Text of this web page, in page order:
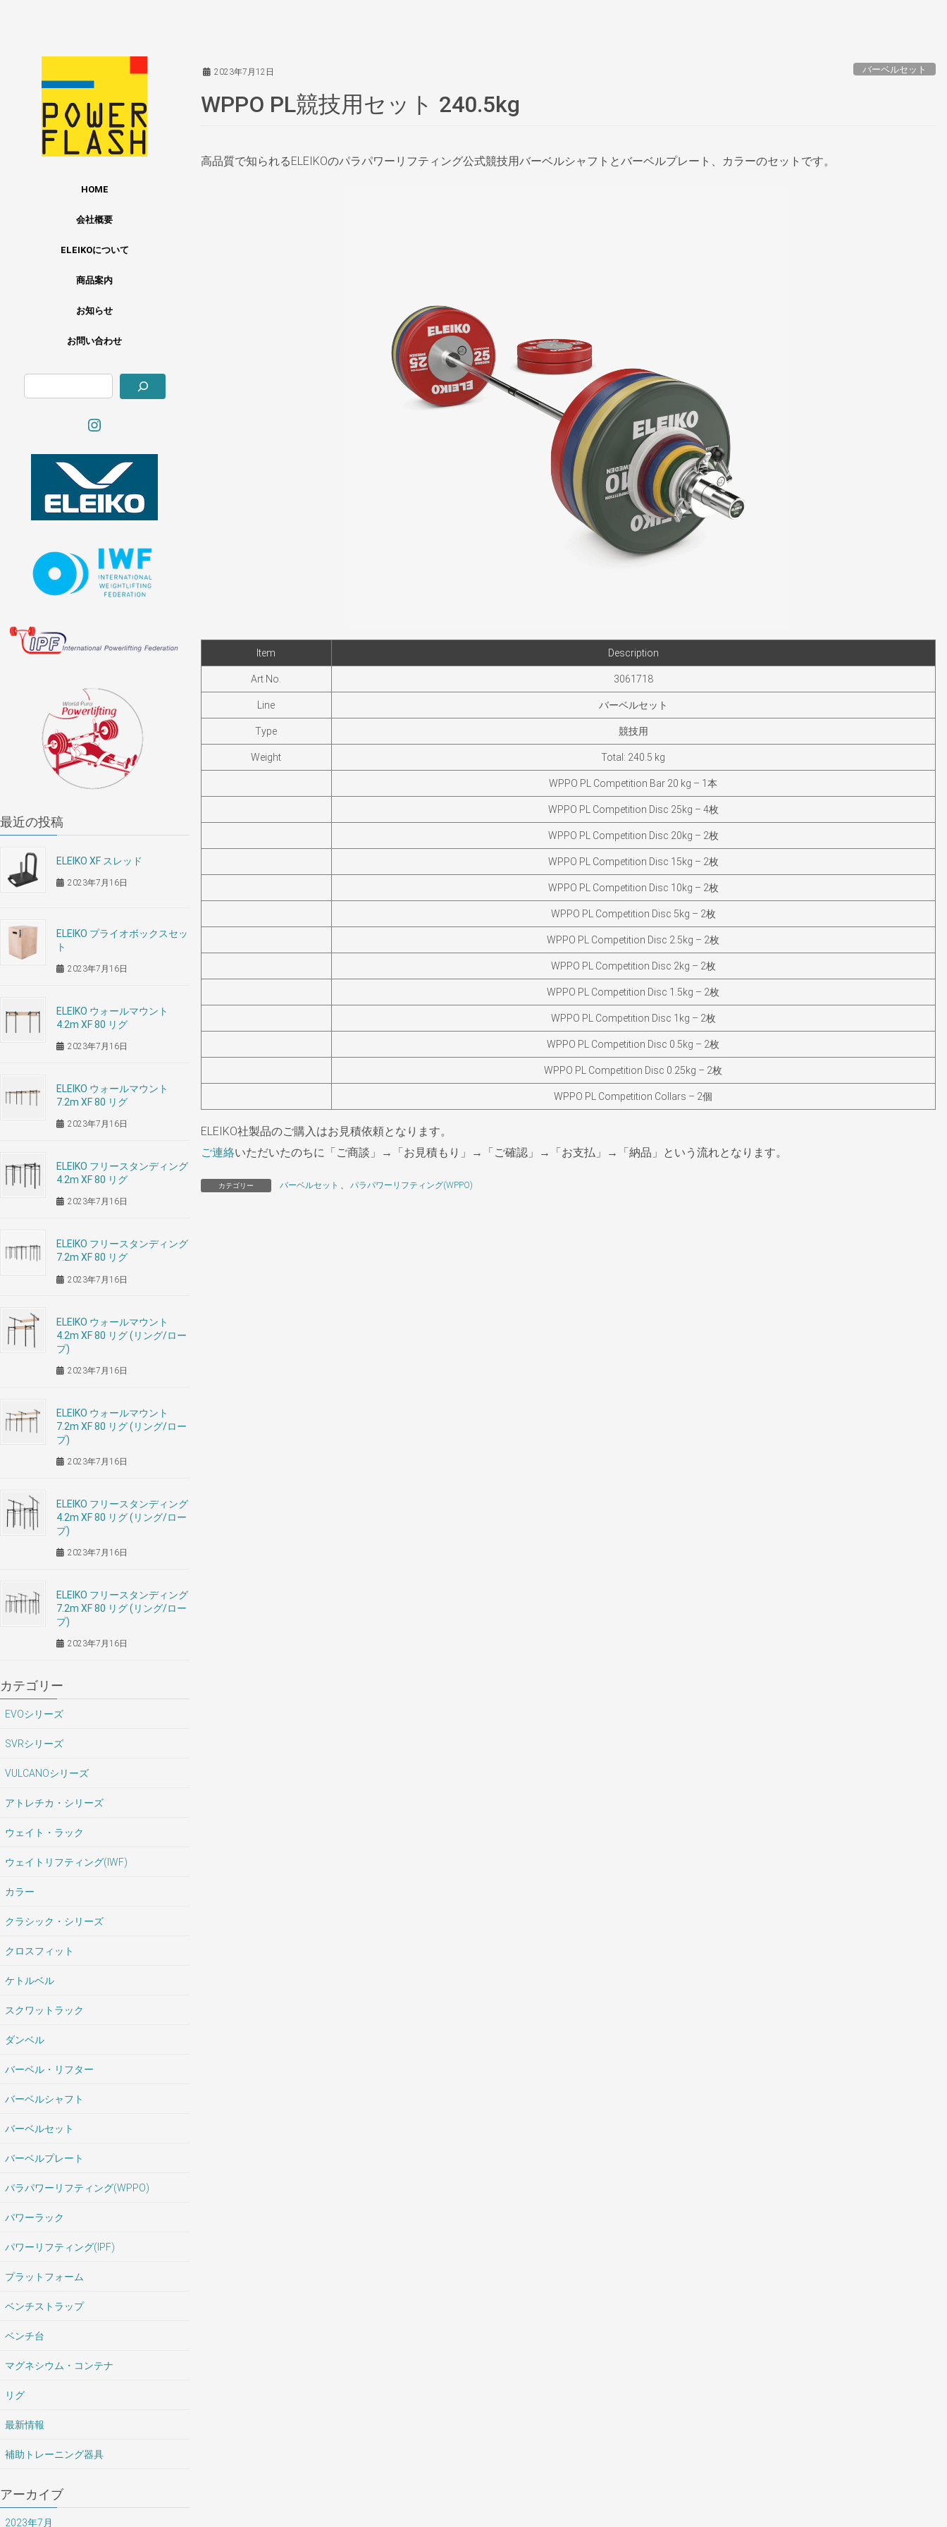
2023年7月12日 バーベルセット
WPPO PL競技用セット 240.5kg
高品質で知られるELEIKOのパラパワーリフティング公式競技用バーベルシャフトとバーベルプレート、カラーのセットです。
Item Description
Art No. 3061718
Line バーベルセット
Type 競技用
Weight Total: 240.5 kg
WPPO PL Competition Bar 20 kg – 1本
WPPO PL Competition Disc 25kg – 4枚
WPPO PL Competition Disc 20kg – 2枚
WPPO PL Competition Disc 15kg – 2枚
WPPO PL Competition Disc 10kg – 2枚
WPPO PL Competition Disc 5kg – 2枚
WPPO PL Competition Disc 2.5kg – 2枚
WPPO PL Competition Disc 2kg – 2枚
WPPO PL Competition Disc 1.5kg – 2枚
WPPO PL Competition Disc 1kg – 2枚
WPPO PL Competition Disc 0.5kg – 2枚
WPPO PL Competition Disc 0.25kg – 2枚
WPPO PL Competition Collars – 2個
ELEIKO社製品のご購入はお見積依頼となります。
ご連絡いただいたのちに「ご商談」→「お見積もり」→「ご確認」→「お支払」→「納品」という流れとなります。
カテゴリー バーベルセット 、 パラパワーリフティング(WPPO)
HOME
会社概要
ELEIKOについて
商品案内
お知らせ
お問い合わせ
Instagram
最近の投稿
ELEIKO XF スレッド
2023年7月16日
ELEIKO プライオボックスセッ
ト
2023年7月16日
ELEIKO ウォールマウント
4.2m XF 80 リグ
2023年7月16日
ELEIKO ウォールマウント
7.2m XF 80 リグ
2023年7月16日
ELEIKO フリースタンディング
4.2m XF 80 リグ
2023年7月16日
ELEIKO フリースタンディング
7.2m XF 80 リグ
2023年7月16日
ELEIKO ウォールマウント
4.2m XF 80 リグ (リング/ロー
プ)
2023年7月16日
ELEIKO ウォールマウント
7.2m XF 80 リグ (リング/ロー
プ)
2023年7月16日
ELEIKO フリースタンディング
4.2m XF 80 リグ (リング/ロー
プ)
2023年7月16日
ELEIKO フリースタンディング
7.2m XF 80 リグ (リング/ロー
プ)
2023年7月16日
カテゴリー
EVOシリーズ
SVRシリーズ
VULCANOシリーズ
アトレチカ・シリーズ
ウェイト・ラック
ウェイトリフティング(IWF)
カラー
クラシック・シリーズ
クロスフィット
ケトルベル
スクワットラック
ダンベル
バーベル・リフター
バーベルシャフト
バーベルセット
バーベルプレート
パラパワーリフティング(WPPO)
パワーラック
パワーリフティング(IPF)
プラットフォーム
ベンチストラップ
ベンチ台
マグネシウム・コンテナ
リグ
最新情報
補助トレーニング器具
アーカイブ
2023年7月